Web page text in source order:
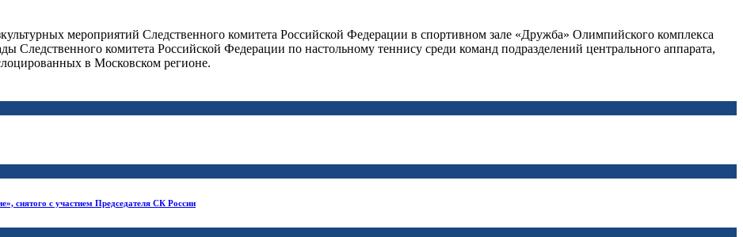
мероприятий Следственного комитета Российской Федерации в спортивном зале «Дружба» Олимпийского комплекса
Следственного комитета Российской Федерации по настольному теннису среди команд подразделений центрального аппарата,
в Московском регионе.
снятого с участием Председателя СК России